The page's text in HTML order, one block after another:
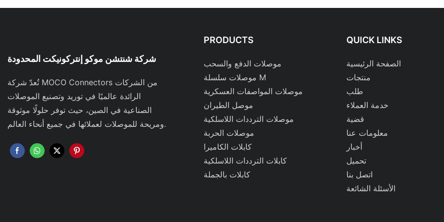
شركة شنتشن موكو إنتركونيكت المحدودة
تُعدّ شركة MOCO Connectors من الشركات
الرائدة عالميًا في توريد وتصنيع الموصلات
الصناعية في الصين، حيث توفر حلولًا موثوقة
ومريحة للموصلات لعملائها في جميع أنحاء العالم.
PRODUCTS
موصلات الدفع والسحب
موصلات سلسلة M
موصلات المواصفات العسكرية
موصل الطيران
موصلات الترددات اللاسلكية
موصلات الحربة
كابلات الكاميرا
كابلات الترددات اللاسلكية
كابلات بالجملة
QUICK LINKS
الصفحة الرئيسية
منتجات
طلب
خدمة العملاء
قضية
معلومات عنا
أخبار
تحميل
اتصل بنا
الأسئلة الشائعة